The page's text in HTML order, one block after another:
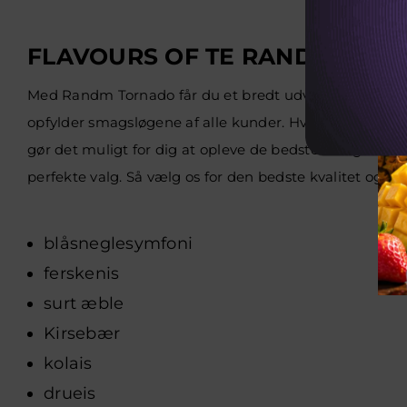
FLAVOURS OF TE RANDM
Med Randm Tornado får du et bredt udvalg af
opfylder smagsløgene af alle kunder. Hver smag
gør det muligt for dig at opleve de bedste
perfekte valg. Så vælg os for den bedste kvalitet og
blåsneglesymfoni
ferskenis
surt æble
Kirsebær
kolais
drueis